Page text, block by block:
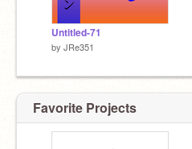
Untitled-71
by JRe351
Favorite Projects